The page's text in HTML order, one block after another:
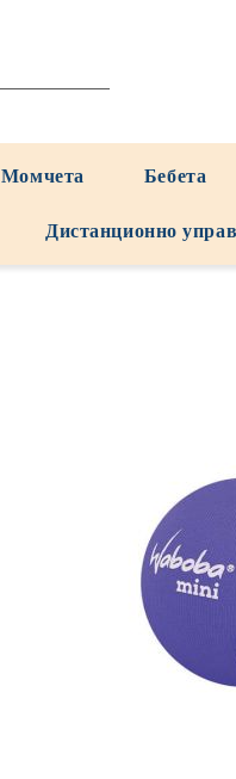
Момчета Бебета
Дистанционно